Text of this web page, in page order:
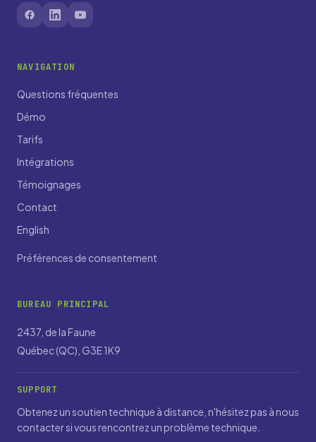
NAVIGATION
Questions fréquentes
Démo
Tarifs
Intégrations
Témoignages
Contact
English
Préférences de consentement
BUREAU PRINCIPAL
2437, de la Faune
Québec (QC), G3E 1K9
SUPPORT
Obtenez un soutien technique à distance, n'hésitez pas à nous
contacter si vous rencontrez un problème technique.